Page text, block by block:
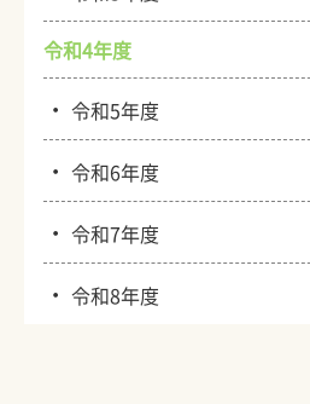
令和4年度
・令和5年度
・令和6年度
・令和7年度
・令和8年度